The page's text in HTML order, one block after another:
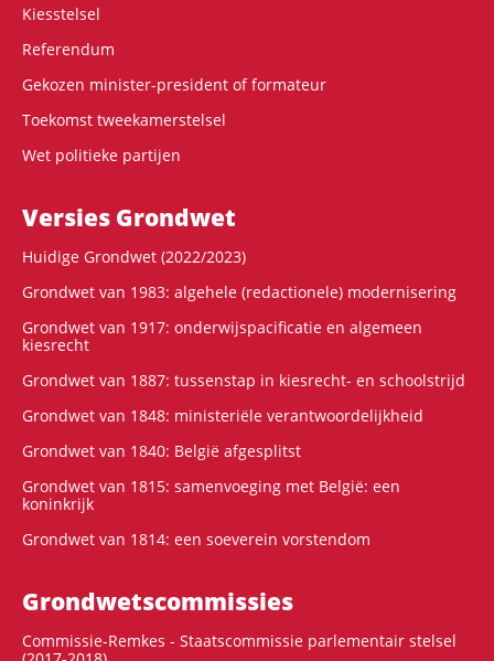
Kiesstelsel
Referendum
Gekozen minister-president of formateur
Toekomst tweekamerstelsel
Wet politieke partijen
Versies Grondwet
Huidige Grondwet (2022/2023)
Grondwet van 1983: algehele (redactionele) modernisering
Grondwet van 1917: onderwijspacificatie en algemeen
kiesrecht
Grondwet van 1887: tussenstap in kiesrecht- en schoolstrijd
Grondwet van 1848: ministeriële verantwoordelijkheid
Grondwet van 1840: België afgesplitst
Grondwet van 1815: samenvoeging met België: een
koninkrijk
Grondwet van 1814: een soeverein vorstendom
Grondwets­commissies
Commissie-Remkes - Staatscommissie parlementair stelsel